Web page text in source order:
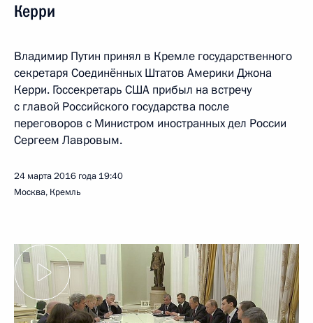
Керри
Владимир Путин принял в Кремле государственного
секретаря Соединённых Штатов Америки Джона
Керри. Госсекретарь США прибыл на встречу
с главой Российского государства после
переговоров с Министром иностранных дел России
Сергеем Лавровым.
24 марта 2016 года 19:40
Москва, Кремль